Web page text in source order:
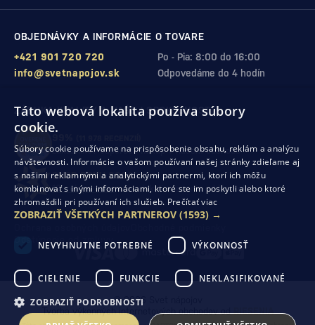
OBJEDNÁVKY A INFORMÁCIE O TOVARE
Po - Pia: 8:00 do 16:00
+421 901 720 720
Odpovedáme do 4 hodín
info@svetnapojov.sk
ZÁRUKA KVALITY A VAŠEJ SPOKOJNOSTI
zákazníkov odporúča nákup v našom obchode
SHOP ROKU 2024
10. rok po sebesme získali ocenenie od Heureka
Odstúpenie od zmluvy
© 2026 Svet nápojov
Tvorba výkonných internetových obchodov odRIESENIA
Táto webová lokalita používa súbory
cookie.
Súbory cookie používame na prispôsobenie obsahu, reklám a analýzu
návštevnosti. Informácie o vašom používaní našej stránky zdieľame aj
s našimi reklamnými a analytickými partnermi, ktorí ich môžu
kombinovať s inými informáciami, ktoré ste im poskytli alebo ktoré
zhromaždili pri používaní ich služieb. Prečítať viac
ZOBRAZIŤ VŠETKÝCH PARTNEROV (1593) →
NEVYHNUTNE POTREBNÉ VÝKONNOSŤ
CIELENIE FUNKCIE NEKLASIFIKOVANÉ
ZOBRAZIŤ PODROBNOSTI